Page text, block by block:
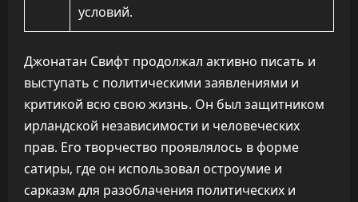
условий.
Джонатан Свифт продолжал активно писать и
выступать с политическими заявлениями и
критикой всю свою жизнь. Он был защитником
ирландской независимости и человеческих
прав. Его творчество проявлялось в форме
сатиры, где он использовал остроумие и
сарказм для разоблачения политических и